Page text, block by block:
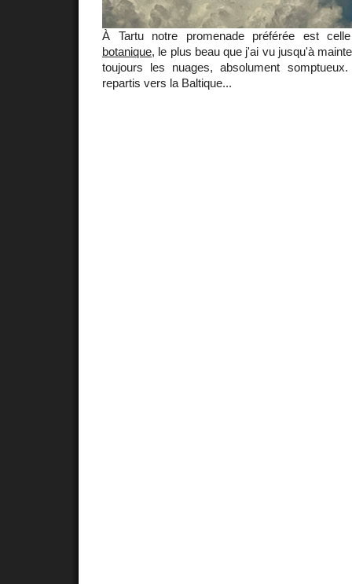
À Tartu notre promenade préférée est
botanique, le plus beau que j'ai vu jusqu'à
toujours les nuages, absolument
repartis vers la Baltique...